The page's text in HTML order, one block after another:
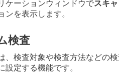
ケーションウィンドウでスキ
ンを表示します。
検査
、検査対象や検査方法などの
設定する機能です。